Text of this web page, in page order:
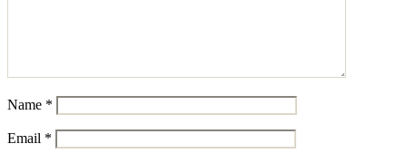
Name *
Email *